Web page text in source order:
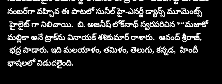
నంబర్‌గా వహ్చిన ఈ పాటలో సునీల్ హై-ఎనర్జీ డ్యాన్స్ మూమెంట్స్
హైలైట్ గా నిలిచాయి. బి. అజనీష్ లోక్‌నాథ్ స్వరపరిచిన *“మజాకో
మల్లికా అనే ట్రాక్‌ను వినాయక్ శశికుమార్ రాశారు. ఆనంద్ శ్రీరాజ్,
భద్ర పాడారు. ఇది మలయాళం, తమిళం, తెలుగు, కన్నడ, హిందీ
భాషలలో విడుదలైంది.